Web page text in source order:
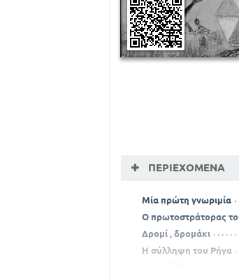
ΠΕΡΙΕΧΌΜΕΝΑ
Μία πρώτη γνωριμία
Ο πρωτοστράτορας
Δρομί , δρομάκι
Η σύλληψη του Ρήγα
Η πατρίδα